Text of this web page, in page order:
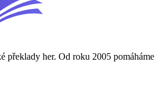
překlady her. Od roku 2005 pomáháme